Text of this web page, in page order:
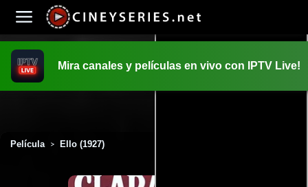
Mira canales y películas en vivo con IPTV Live!
Película > Ello (1927)